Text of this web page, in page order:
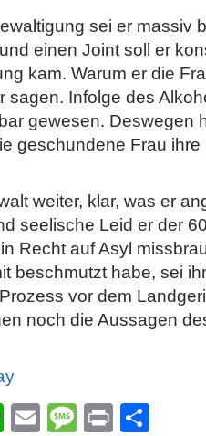
sei er massiv
einen Joint soll er
kam. Warum er die
sagen. Infolge des
gewesen. Deswegen
geschundene Frau
weiter, klar, was er
seelische Leid er der
Recht auf Asyl
beschmutzt habe, sei
vor dem
noch die Aussagen
WhatsApp
EmailMessage
Print